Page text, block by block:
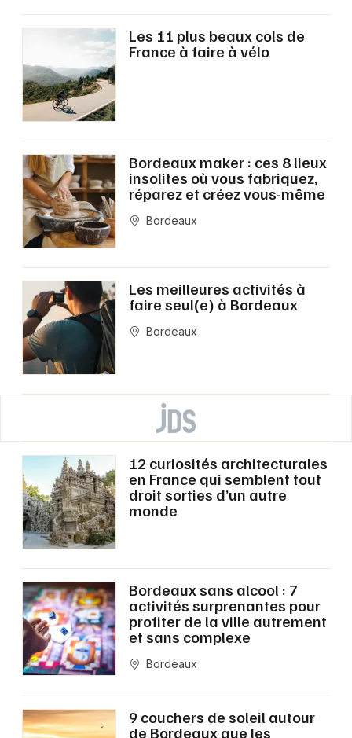
Les 11 plus beaux cols de
France à faire à vélo
Bordeaux maker : ces 8 lieux
insolites où vous fabriquez,
réparez et créez vous-même
Bordeaux
Les meilleures activités à
faire seul(e) à Bordeaux
Bordeaux
12 curiosités architecturales
en France qui semblent tout
droit sorties d’un autre
monde
Bordeaux sans alcool : 7
activités surprenantes pour
profiter de la ville autrement
et sans complexe
Bordeaux
9 couchers de soleil autour
de Bordeaux que les